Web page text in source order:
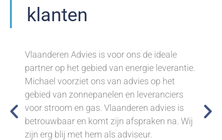
klanten
Vlaanderen Advies is voor ons de ideale
partner op het gebied van energie leverantie.
Michael voorziet ons van advies op het
gebied van zonnepanelen en leveranciers
voor stroom en gas. Vlaanderen advies is
betrouwbaar en komt zijn afspraken na. Wij
zijn erg blij met hem als adviseur.